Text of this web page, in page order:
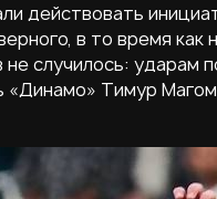
действовать
в то время
не случилось:
«Динамо» Тимур